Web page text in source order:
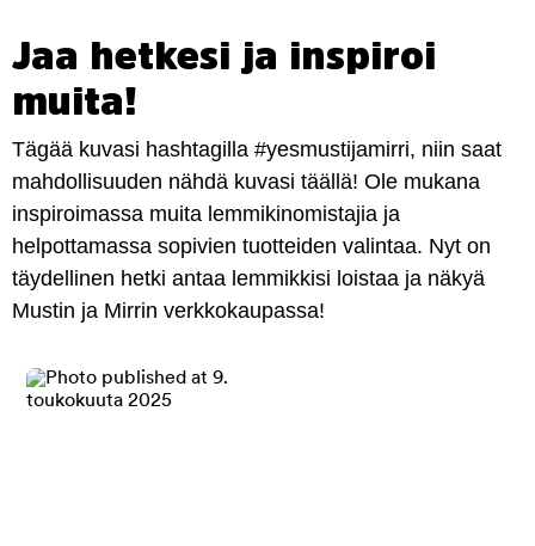
Jaa hetkesi ja inspiroi
muita!
Tägää kuvasi hashtagilla #yesmustijamirri, niin saat
mahdollisuuden nähdä kuvasi täällä! Ole mukana
inspiroimassa muita lemmikinomistajia ja
helpottamassa sopivien tuotteiden valintaa. Nyt on
täydellinen hetki antaa lemmikkisi loistaa ja näkyä
Mustin ja Mirrin verkkokaupassa!